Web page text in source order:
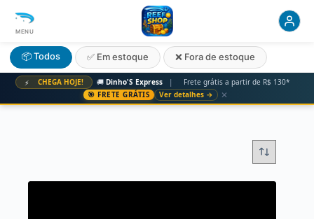
⚡ CHEGA HOJE! 🚚 Dinho'S Express |
Frete grátis a partir de R$ 130*
🎯 FRETE GRÁTIS
Ver detalhes → ✕
MENU
📦 Todos ✅ Em estoque ❌ Fora de estoque